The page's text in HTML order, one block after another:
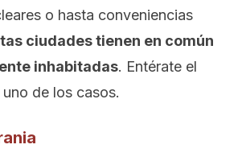
o hasta conveniencias
ciudades tienen en común
inhabitadas. Entérate el
de los casos.